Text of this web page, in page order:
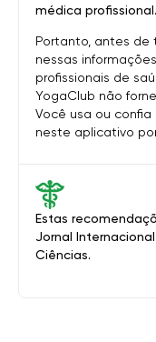
Estas
Jornal
Ciências.
médica profissional.
Portanto, antes de
nessas
profissionais de
YogaClub não
Você usa ou
neste aplicativo